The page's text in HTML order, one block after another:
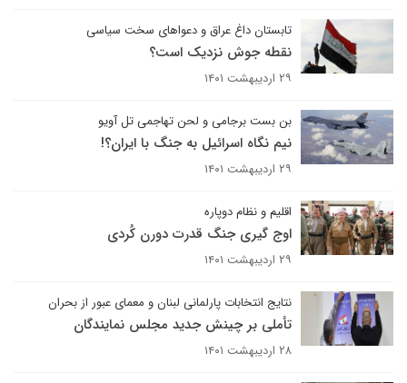
تابستان داغ عراق و دعواهای سخت سیاسی
نقطه جوش نزدیک است؟
۲۹ اردیبهشت ۱۴۰۱
بن بست برجامی و لحن تهاجمی تل آویو
نیم نگاه اسرائیل به جنگ با ایران؟!
۲۹ اردیبهشت ۱۴۰۱
اقلیم و نظام دوپاره
اوج گیری جنگ قدرت دورن کُردی
۲۹ اردیبهشت ۱۴۰۱
نتایج انتخابات پارلمانی لبنان و معمای عبور از بحران
تأملی بر چینش جدید مجلس نمایندگان
۲۸ اردیبهشت ۱۴۰۱